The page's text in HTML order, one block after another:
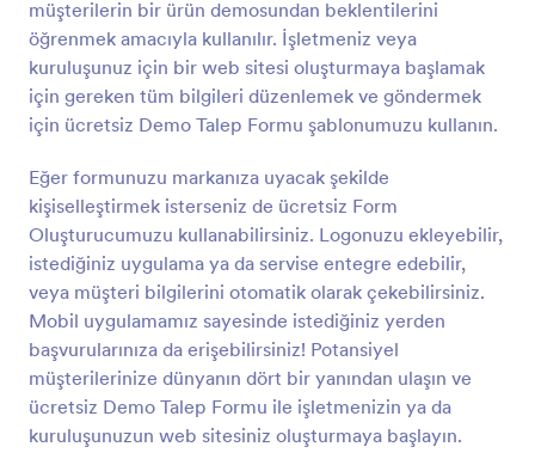
müşterilerin bir ürün demosundan beklentilerini
öğrenmek amacıyla kullanılır. İşletmeniz veya
kuruluşunuz için bir web sitesi oluşturmaya başlamak
için gereken tüm bilgileri düzenlemek ve göndermek
için ücretsiz Demo Talep Formu şablonumuzu kullanın.
Eğer formunuzu markanıza uyacak şekilde
kişiselleştirmek isterseniz de ücretsiz Form
Oluşturucumuzu kullanabilirsiniz. Logonuzu ekleyebilir,
istediğiniz uygulama ya da servise entegre edebilir,
veya müşteri bilgilerini otomatik olarak çekebilirsiniz.
Mobil uygulamamız sayesinde istediğiniz yerden
başvurularınıza da erişebilirsiniz! Potansiyel
müşterilerinize dünyanın dört bir yanından ulaşın ve
ücretsiz Demo Talep Formu ile işletmenizin ya da
kuruluşunuzun web sitesiniz oluşturmaya başlayın.
becerilerini geliştiren birtakım özellik ve ürün sunar.
Jotform’un kapsamlı alan seçenekleri ve widgetları
sayesinde kullanıcılar, kullanıcı yanıtlarına uyum
sağlayan dinamik formlar oluşturabilir. Jotform’un
Google Drive, Salesforce ve Dropbox gibi popüler
uygulama ve hizmetlerle sorunsuz entegrasyon
sağlar. Tüm bunlara ek olarak, etkili bir elektronik
imza çözümü olan Jotform İmza, gelişmiş bir
güvenlik ve uyumluluk sağlayarak kullanıcıların
formlar ve belgeler üzerinde e-imza toplamasına
olanak tanır. Genel olarak Jotform, formların
oluşturulması, kişiselleştirilmesi ve idaresi için
kapsamlı bir çözüm sunarak bilgi toplama sürecini
verimli ve sorunsuz hale getirir.
Önizleme